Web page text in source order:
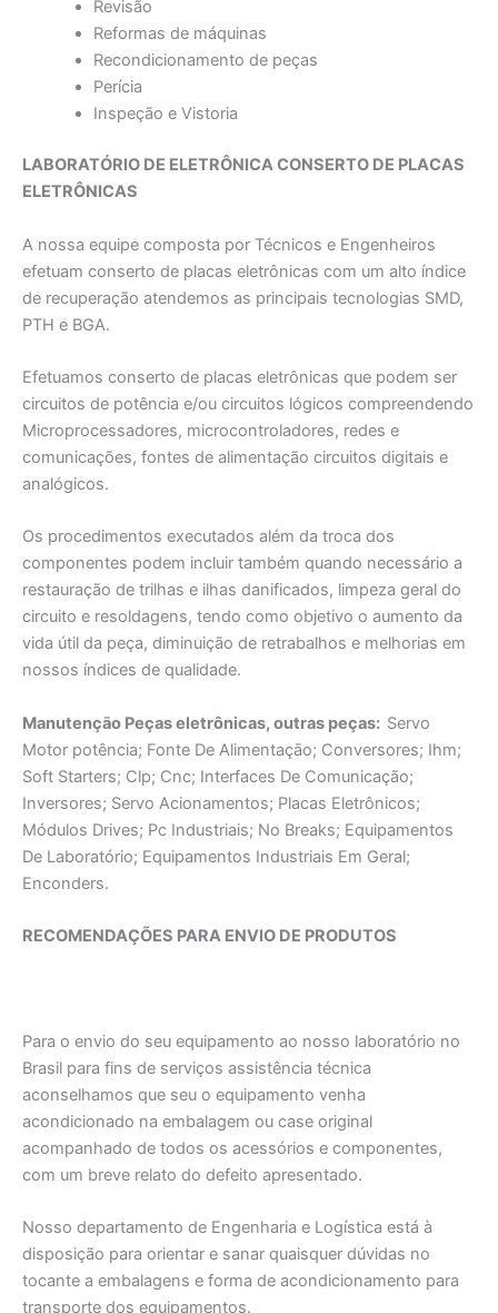
Revisão
Reformas de máquinas
Recondicionamento de peças
Perícia
Inspeção e Vistoria
LABORATÓRIO DE ELETRÔNICA CONSERTO DE PLACAS
ELETRÔNICAS
A nossa equipe composta por Técnicos e Engenheiros
efetuam conserto de placas eletrônicas com um alto índice
de recuperação atendemos as principais tecnologias SMD,
PTH e BGA.
Efetuamos conserto de placas eletrônicas que podem ser
circuitos de potência e/ou circuitos lógicos compreendendo
Microprocessadores, microcontroladores, redes e
comunicações, fontes de alimentação circuitos digitais e
analógicos.
Os procedimentos executados além da troca dos
componentes podem incluir também quando necessário a
restauração de trilhas e ilhas danificados, limpeza geral do
circuito e resoldagens, tendo como objetivo o aumento da
vida útil da peça, diminuição de retrabalhos e melhorias em
nossos índices de qualidade.
Manutençāo Peças eletrônicas, outras peças: Servo
Motor potência; Fonte De Alimentaçāo; Conversores; Ihm;
Soft Starters; Clp; Cnc; Interfaces De Comunicação;
Inversores; Servo Acionamentos; Placas Eletrônicos;
Módulos Drives; Pc Industriais; No Breaks; Equipamentos
De Laboratório; Equipamentos Industriais Em Geral;
Enconders.
RECOMENDAÇÕES PARA ENVIO DE PRODUTOS
Para o envio do seu equipamento ao nosso laboratório no
Brasil para fins de serviços assistência técnica
aconselhamos que seu o equipamento venha
acondicionado na embalagem ou case original
acompanhado de todos os acessórios e componentes,
com um breve relato do defeito apresentado.
Nosso departamento de Engenharia e Logística está à
disposição para orientar e sanar quaisquer dúvidas no
tocante a embalagens e forma de acondicionamento para
transporte dos equipamentos.